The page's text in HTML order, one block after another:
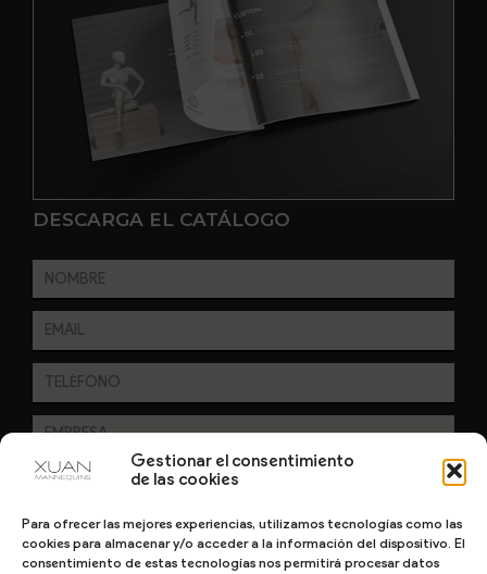
Gestionar el consentimiento
de las cookies
Para ofrecer las mejores experiencias, utilizamos tecnologías como las
cookies para almacenar y/o acceder a la información del dispositivo. El
consentimiento de estas tecnologías nos permitirá procesar datos
DESCARGA EL CATÁLOGO
Más información sobre nuestra política de privacidad.